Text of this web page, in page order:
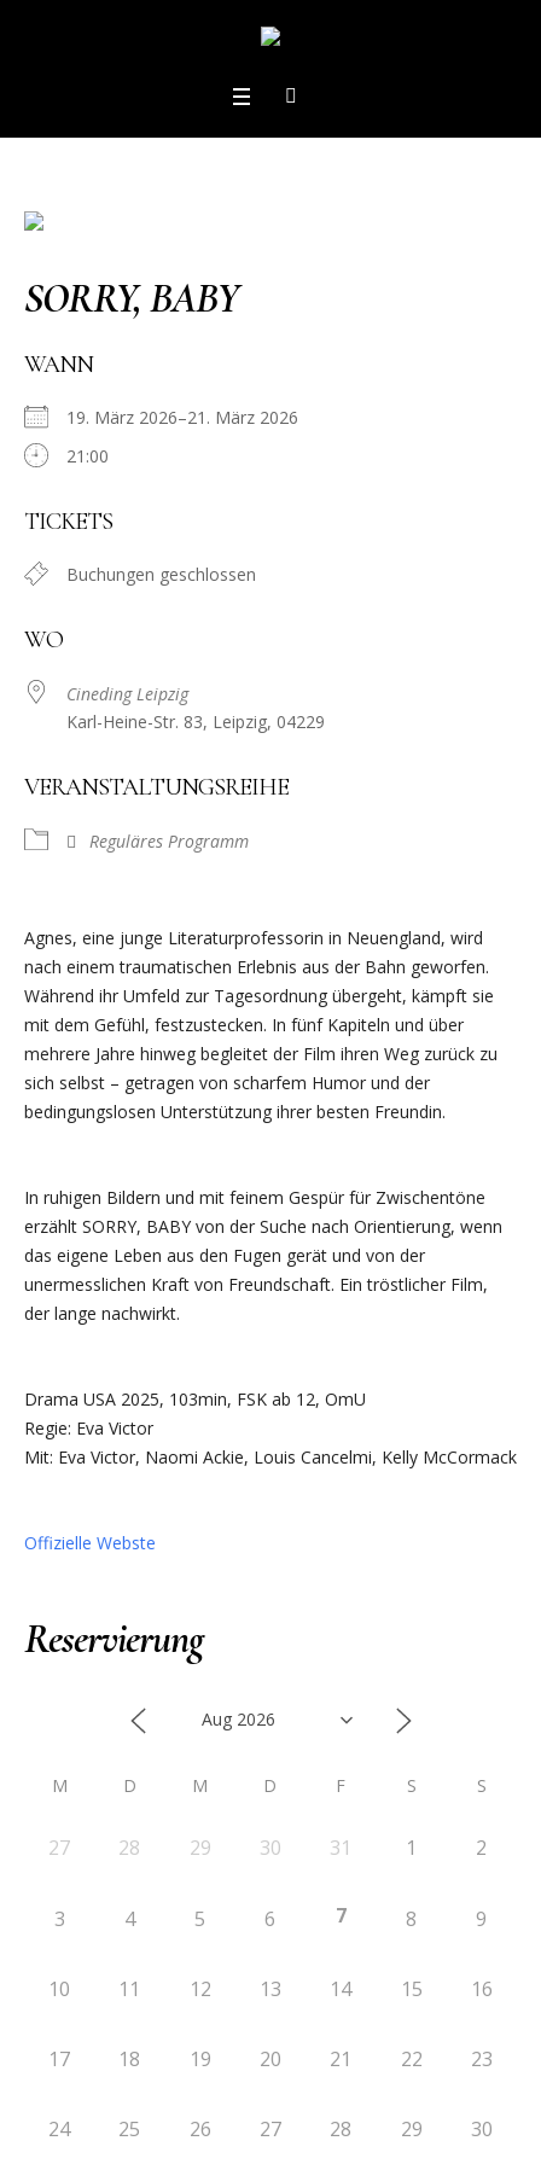
SORRY, BABY
WANN
19. März 2026–21. März 2026
21:00
TICKETS
Buchungen geschlossen
WO
Cineding Leipzig
Karl-Heine-Str. 83, Leipzig, 04229
VERANSTALTUNGSREIHE
Reguläres Programm
Agnes, eine junge Literaturprofessorin in Neuengland, wird
nach einem traumatischen Erlebnis aus der Bahn geworfen.
Während ihr Umfeld zur Tagesordnung übergeht, kämpft sie
mit dem Gefühl, festzustecken. In fünf Kapiteln und über
mehrere Jahre hinweg begleitet der Film ihren Weg zurück zu
sich selbst – getragen von scharfem Humor und der
bedingungslosen Unterstützung ihrer besten Freundin.
In ruhigen Bildern und mit feinem Gespür für Zwischentöne
erzählt SORRY, BABY von der Suche nach Orientierung, wenn
das eigene Leben aus den Fugen gerät und von der
unermesslichen Kraft von Freundschaft. Ein tröstlicher Film,
der lange nachwirkt.
Drama USA 2025, 103min, FSK ab 12, OmU
Regie: Eva Victor
Mit: Eva Victor, Naomi Ackie, Louis Cancelmi, Kelly McCormack
Offizielle Webste
Reservierung
M D M D F S S
27 28 29 30 31 1 2
3 4 5 6 7 8 9
10 11 12 13 14 15 16
17 18 19 20 21 22 23
24 25 26 27 28 29 30